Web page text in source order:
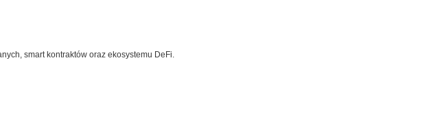
smart kontraktów oraz ekosystemu DeFi.